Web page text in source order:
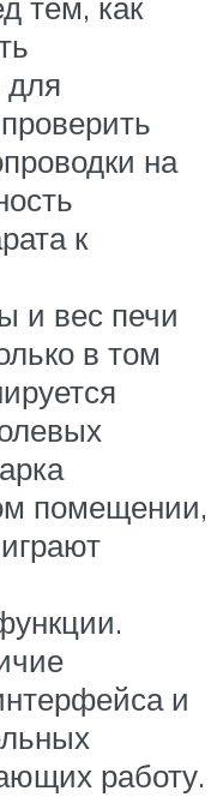
тем, как
для
на
к
и вес печи
в том
помещении,
и
работу.